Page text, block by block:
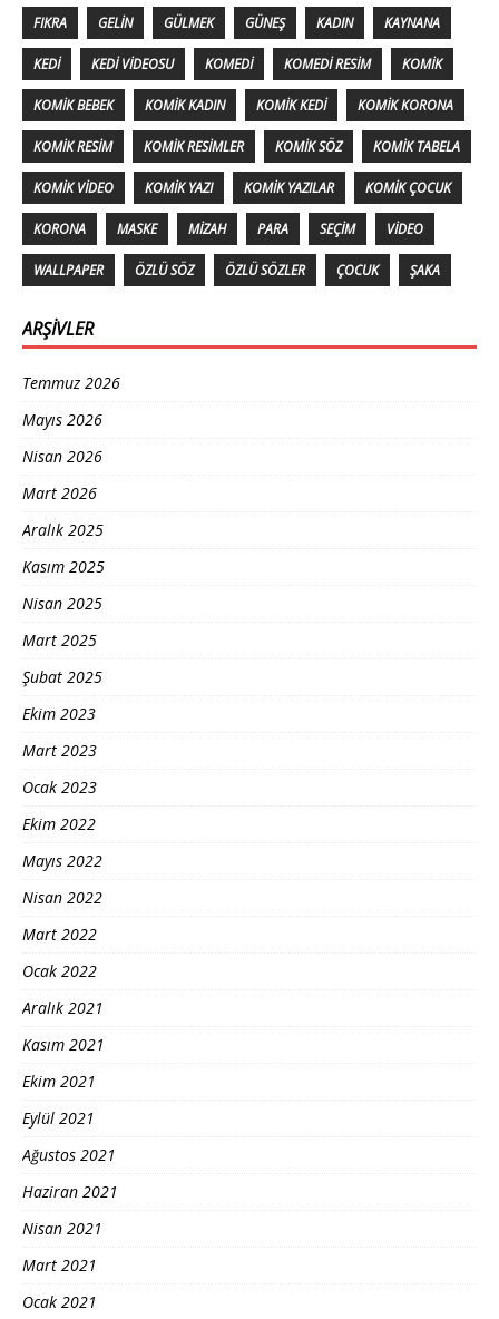
FIKRA GELIN GÜLMEK GÜNEŞ KADIN KAYNANA
KEDI KEDI VIDEOSU KOMEDI KOMEDI RESIM KOMIK
KOMIK BEBEK KOMIK KADIN KOMIK KEDI KOMIK KORONA
KOMIK RESIM KOMIK RESIMLER KOMIK SÖZ KOMIK TABELA
KOMIK VIDEO KOMIK YAZI KOMIK YAZILAR KOMIK ÇOCUK
KORONA MASKE MIZAH PARA SEÇIM VIDEO
WALLPAPER ÖZLÜ SÖZ ÖZLÜ SÖZLER ÇOCUK ŞAKA
ARŞIVLER
Temmuz 2026
Mayıs 2026
Nisan 2026
Mart 2026
Aralık 2025
Kasım 2025
Nisan 2025
Mart 2025
Şubat 2025
Ekim 2023
Mart 2023
Ocak 2023
Ekim 2022
Mayıs 2022
Nisan 2022
Mart 2022
Ocak 2022
Aralık 2021
Kasım 2021
Ekim 2021
Eylül 2021
Ağustos 2021
Haziran 2021
Nisan 2021
Mart 2021
Ocak 2021